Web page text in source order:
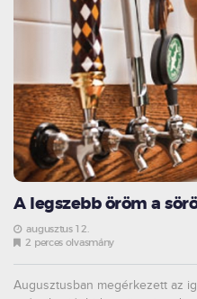
A legszebb öröm a
augusztus 12.
2 perces olvasmány
Augusztusban megérkezett az